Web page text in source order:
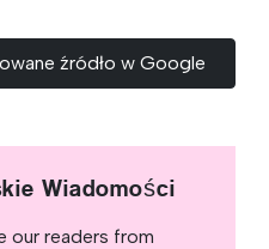
źródło w Google
Wiadomości
our readers from